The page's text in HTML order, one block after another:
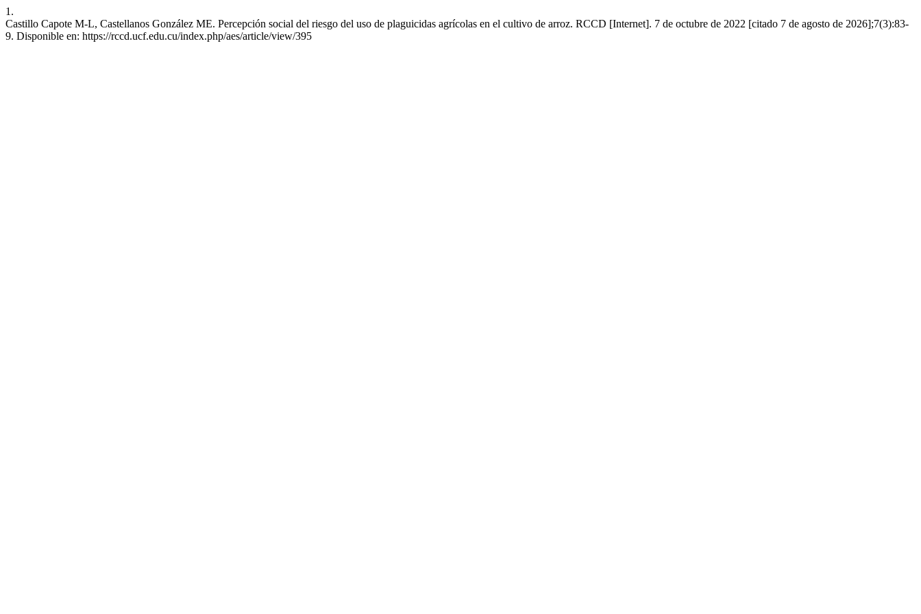
1.
Castillo Capote M-L, Castellanos González ME. Percepción social del riesgo del uso de plaguicidas agrícolas en el cultivo de arroz. RCCD [Internet]. 7 de octubre de 2022 [citado 7 de agosto de 2026];7(3):83-
9. Disponible en: https://rccd.ucf.edu.cu/index.php/aes/article/view/395